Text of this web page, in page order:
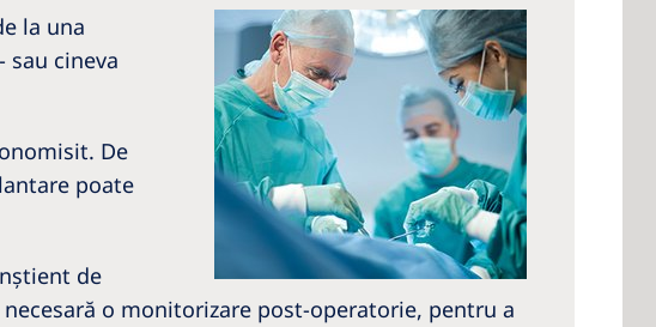
la una
cineva
De
poate
de
o monitorizare post-operatorie, pentru a